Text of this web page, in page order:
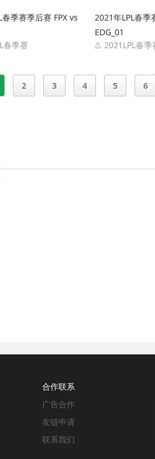
季赛季后赛 FPX vs
春季赛
2021年LPL春季
EDG_01
2021LPL春季
2 3 4 5 6
合作联系
广告合作
友链申请
联系我们